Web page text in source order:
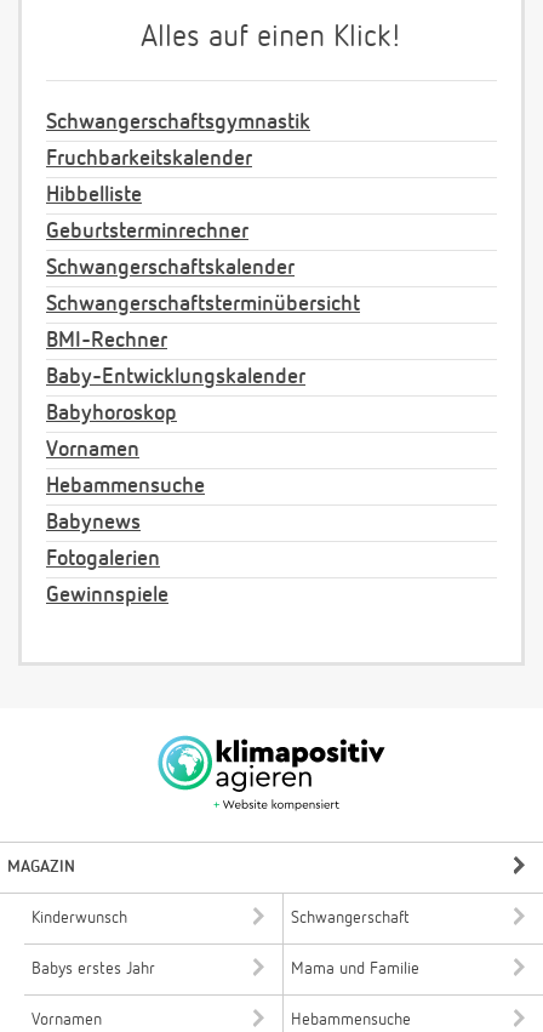
Alles auf einen Klick!
Schwangerschaftsgymnastik
Fruchbarkeitskalender
Hibbelliste
Geburtsterminrechner
Schwangerschaftskalender
Schwangerschaftsterminübersicht
BMI-Rechner
Baby-Entwicklungskalender
Babyhoroskop
Vornamen
Hebammensuche
Babynews
Fotogalerien
Gewinnspiele
MAGAZIN
Kinderwunsch Schwangerschaft
Babys erstes Jahr Mama und Familie
Vornamen Hebammensuche